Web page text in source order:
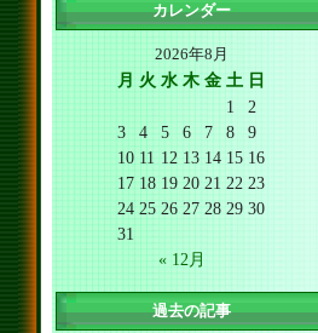
カレンダー
2026年8月
月 火 水 木 金 土 日
1
2
3
4 5 6 7 8
9
10 11 12 13 14 15 16
17 18 19 20 21 22 23
24 25 26 27 28 29 30
31
« 12月
過去の記事